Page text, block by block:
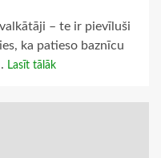
– te ir pievīluši
ka patieso baznīcu
Lasīt tālāk